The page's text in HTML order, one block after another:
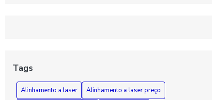
Funcionamento e Manutenção Fundamental
Como Diagnosticar e Reparar Bombas d'Água com Segurança
e Eficiência
Tags
Alinhamento a laser
Alinhamento a laser preço